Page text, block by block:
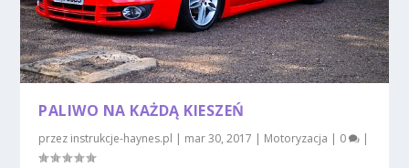
PALIWO NA KAŻDĄ KIESZEŃ
przez instrukcje-haynes.pl mar 30, 2017 Motoryzacja 0